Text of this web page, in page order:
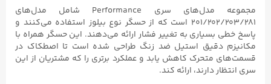
مجموعه مدل‌های سری Performance شامل مدل‌های
۲۰۱/۲۰۲/۲۰۳/۲۸۱ است که از حسگر نوع بیلوز استفاده می‌کنند و
پاسخ خطی بسیاری به تغییر فشار ارائه می‌دهند. این حسگر همراه با
مکانیزم دقیق استیل ضد زنگ طراحی شده است تا اصطکاک در
قسمت‌های متحرک کاهش یابد و عملکرد برتری را که مشتریان از این
سری انتظار دارند، ارائه کند.